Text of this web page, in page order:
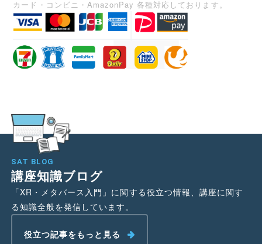
カード・コンビニ・AmazonPay 各種対応しております。
SAT BLOG
講座知識ブログ
「XR・メタバース入門」に関する役立つ情報、講座に関す
る知識全般を発信しています。
役立つ記事をもっと見る